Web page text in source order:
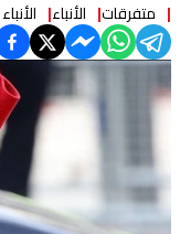
فيديو
مواقف
وليد جنبلاط
ابحث
متفرقات الأنباء الأنباء